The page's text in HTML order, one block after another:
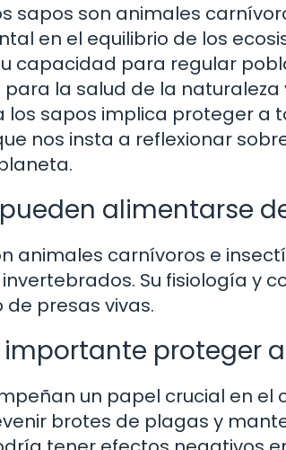
sapos son animales
en el equilibrio de los
capacidad para regular
la salud de la
los sapos implica proteger
nos insta a reflexionar
alimentarse
animales carnívoros e
Su fisiología
presas vivas.
importante proteger
un papel crucial en
brotes de plagas y